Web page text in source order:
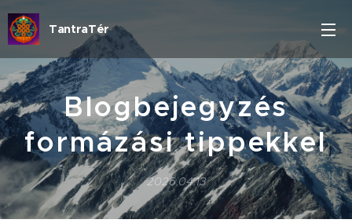
TantraTér
Blogbejegyzés
formázási tippekkel
2026.04.13